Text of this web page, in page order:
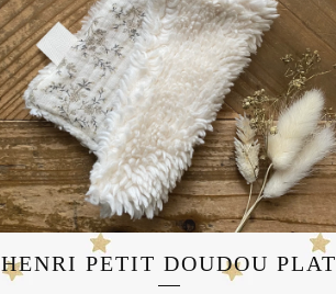
HENRI PETIT DOUDOU PLAT